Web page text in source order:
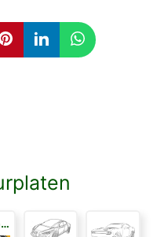
Kleurboek voor Kinderen 3